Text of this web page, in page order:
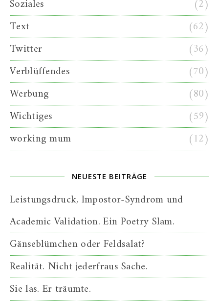
Soziales
(2)
Text
(62)
Twitter
(36)
Verblüffendes
(70)
Werbung
(80)
Wichtiges
(59)
working mum
(12)
NEUESTE BEITRÄGE
Leistungsdruck, Impostor-Syndrom und
Academic Validation. Ein Poetry Slam.
Gänseblümchen oder Feldsalat?
Realität. Nicht jederfraus Sache.
Sie las. Er träumte.